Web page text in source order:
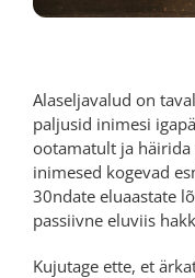
Alaseljavalud on
paljusid inimesi
ootamatult ja häirida
inimesed kogevad
30ndate eluaastate
passiivne eluviis
Kujutage ette, et